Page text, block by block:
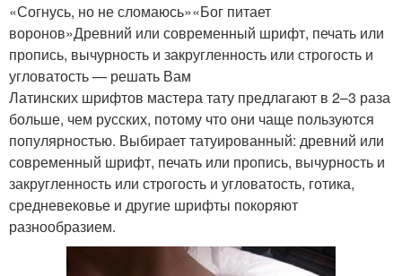
«Согнусь, но не сломаюсь»«Бог питает
воронов»Древний или современный шрифт, печать или
пропись, вычурность и закругленность или строгость и
угловатость — решать Вам
Латинских шрифтов мастера тату предлагают в 2–3 раза
больше, чем русских, потому что они чаще пользуются
популярностью. Выбирает татуированный: древний или
современный шрифт, печать или пропись, вычурность и
закругленность или строгость и угловатость, готика,
средневековье и другие шрифты покоряют
разнообразием.